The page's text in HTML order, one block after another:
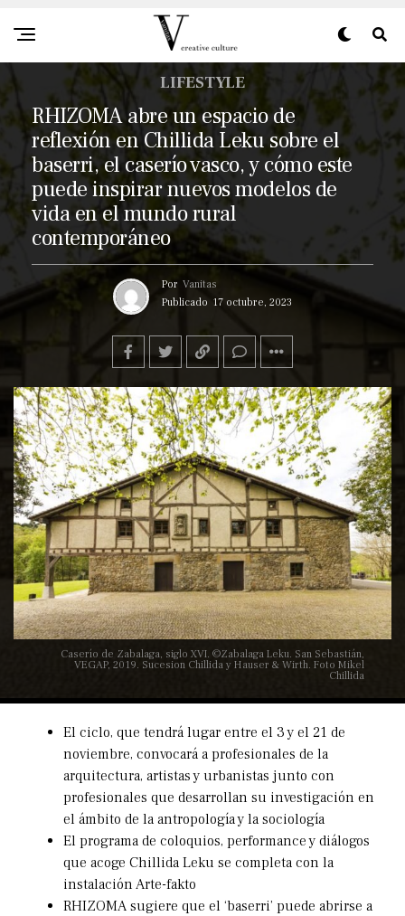
Caserío de Zabalaga, siglo XVI. ©Zabalaga Leku. San Sebastián,
VEGAP, 2019. Sucesion Chillida y Hauser & Wirth. Foto Mikel
Chillida
LIFESTYLE
RHIZOMA abre un espacio de
reflexión en Chillida Leku sobre el
baserri, el caserío vasco, y cómo este
puede inspirar nuevos modelos de
vida en el mundo rural
contemporáneo
Por Vanitas
Publicado 17 octubre, 2023
El ciclo, que tendrá lugar entre el 3 y el 21 de
noviembre, convocará a profesionales de la
arquitectura, artistas y urbanistas junto con
profesionales que desarrollan su investigación en
el ámbito de la antropología y la sociología
El programa de coloquios, performance y diálogos
que acoge Chillida Leku se completa con la
instalación Arte-fakto
RHIZOMA sugiere que el ‘baserri’ puede abrirse a